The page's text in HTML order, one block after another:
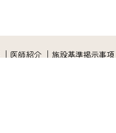
医師紹介 施設基準掲示事項